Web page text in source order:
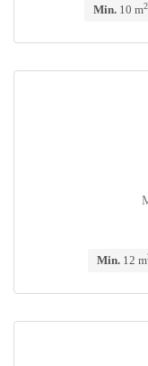
Min. 10 m2
Min.12 m